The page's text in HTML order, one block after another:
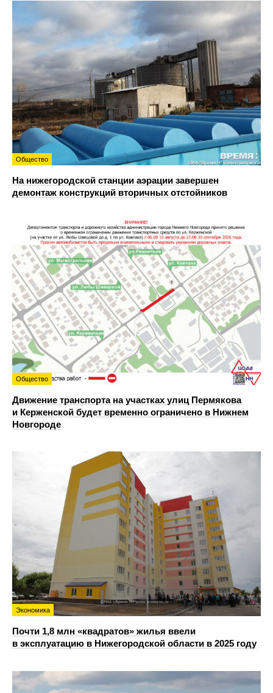
Общество
На нижегородской станции аэрации завершен
демонтаж конструкций вторичных отстойников
Общество
Движение транспорта на участках улиц Пермякова
и Керженской будет временно ограничено в Нижнем
Новгороде
Экономика
Почти 1,8 млн «квадратов» жилья ввели
в эксплуатацию в Нижегородской области в 2025 году